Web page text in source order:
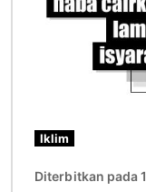
Iklim
Diterbitkan pada